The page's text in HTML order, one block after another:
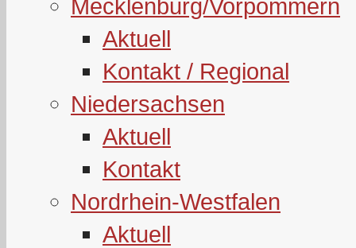
Mecklenburg/Vorpommern
Aktuell
Kontakt / Regional
Niedersachsen
Aktuell
Kontakt
Nordrhein-Westfalen
Aktuell